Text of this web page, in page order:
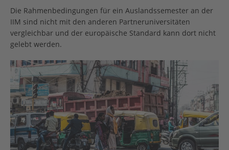
Die Rahmenbedingungen für ein Auslandssemester an der
IIM sind nicht mit den anderen Partneruniversitäten
vergleichbar und der europäische Standard kann dort nicht
gelebt werden.